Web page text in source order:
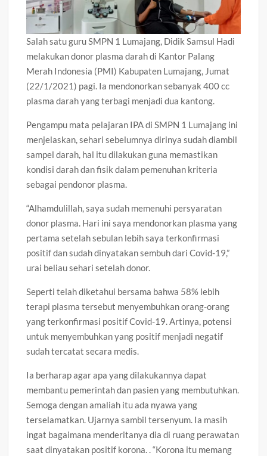
Salah satu guru SMPN 1 Lumajang, Didik Samsul Hadi
melakukan donor plasma darah di Kantor Palang
Merah Indonesia (PMI) Kabupaten Lumajang, Jumat
(22/1/2021) pagi. Ia mendonorkan sebanyak 400 cc
plasma darah yang terbagi menjadi dua kantong.
Pengampu mata pelajaran IPA di SMPN 1 Lumajang ini
menjelaskan, sehari sebelumnya dirinya sudah diambil
sampel darah, hal itu dilakukan guna memastikan
kondisi darah dan fisik dalam pemenuhan kriteria
sebagai pendonor plasma.
“Alhamdulillah, saya sudah memenuhi persyaratan
donor plasma. Hari ini saya mendonorkan plasma yang
pertama setelah sebulan lebih saya terkonfirmasi
positif dan sudah dinyatakan sembuh dari Covid-19,”
urai beliau sehari setelah donor.
Seperti telah diketahui bersama bahwa 58% lebih
terapi plasma tersebut menyembuhkan orang-orang
yang terkonfirmasi positif Covid-19. Artinya, potensi
untuk menyembuhkan yang positif menjadi negatif
sudah tercatat secara medis.
Ia berharap agar apa yang dilakukannya dapat
membantu pemerintah dan pasien yang membutuhkan.
Semoga dengan amaliah itu ada nyawa yang
terselamatkan. Ujarnya sambil tersenyum. Ia masih
ingat bagaimana menderitanya dia di ruang perawatan
saat dinyatakan positif korona. . “Korona itu memang